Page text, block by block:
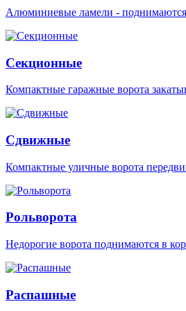
Алюминиевые ламели - поднимаются
Секционные
Компактные гаражные ворота
Сдвижные
Компактные уличные ворота
Рольворота
Недорогие ворота поднимаются в
Распашные